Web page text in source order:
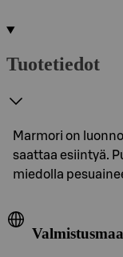
Tuotetiedot
Marmori on
saattaa esiintyä.
miedolla
Valmistusmaa